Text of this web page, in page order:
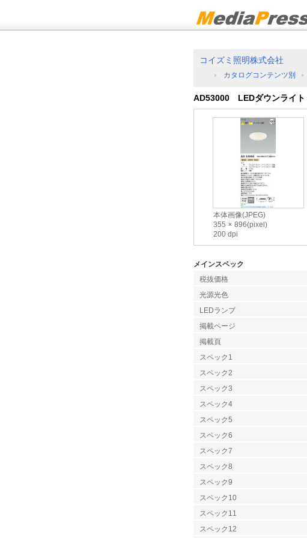
コイズミ照明株式会社
カタログコンテンツ別
AD53000 LEDダウンライト
本体画像(JPEG)
355
896(pixel)
200 dpi
メインスペック
税抜価格
光源光色
LEDランプ
掲載ページ
掲載頁
スペック1
スペック2
スペック3
スペック4
スペック5
スペック6
スペック7
スペック8
スペック9
スペック10
スペック11
スペック12